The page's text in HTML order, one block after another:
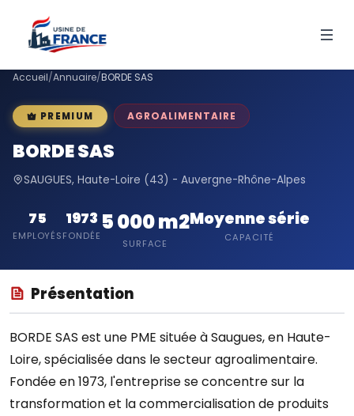
Accueil/Annuaire/BORDE SAS
PREMIUM AGROALIMENTAIRE
BORDE SAS
SAUGUES, Haute-Loire (43) - Auvergne-Rhône-Alpes
75
EMPLOYÉS
1973
FONDÉE
5 000 m2
SURFACE
Moyenne série
CAPACITÉ
Présentation
BORDE SAS est une PME située à Saugues, en Haute-
Loire, spécialisée dans le secteur agroalimentaire.
Fondée en 1973, l'entreprise se concentre sur la
transformation et la commercialisation de produits